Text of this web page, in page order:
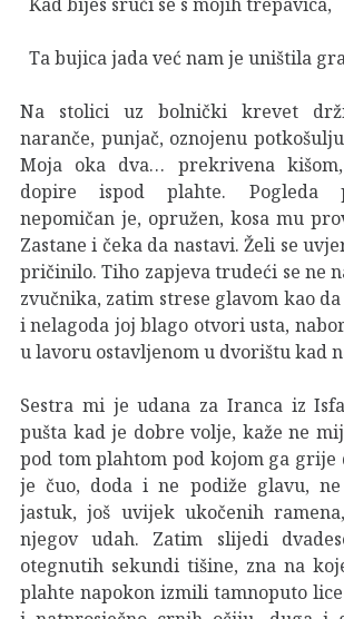
Ta bujica jada već nam je uništila
Na stolici uz bolnički krevet
naranče, punjač, oznojenu
Moja oka dva… prekrivena
dopire ispod plahte. Pogleda
nepomičan je, opružen, kosa mu
Zastane i čeka da nastavi. Želi se
pričinilo. Tiho zapjeva trudeći se ne
zvučnika, zatim strese glavom kao
i nelagoda joj blago otvori usta,
u lavoru ostavljenom u dvorištu kad
Sestra mi je udana za Iranca iz
pušta kad je dobre volje, kaže ne
pod tom plahtom pod kojom ga grije
je čuo, doda i ne podiže glavu,
jastuk, još uvijek ukočenih
njegov udah. Zatim slijedi
otegnutih sekundi tišine, zna na
plahte napokon izmili tamnoputo